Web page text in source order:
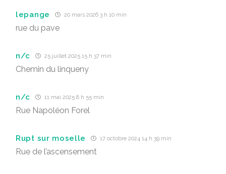
lepange 20 mars 2026 3 h 10 min
rue du pave
n/c 25 juillet 2025 15 h 37 min
Chemin du linqueny
n/c 11 mai 2025 8 h 55 min
Rue Napoléon Forel
Rupt sur moselle 17 octobre 2024 14 h 39 min
Rue de l’ascensement